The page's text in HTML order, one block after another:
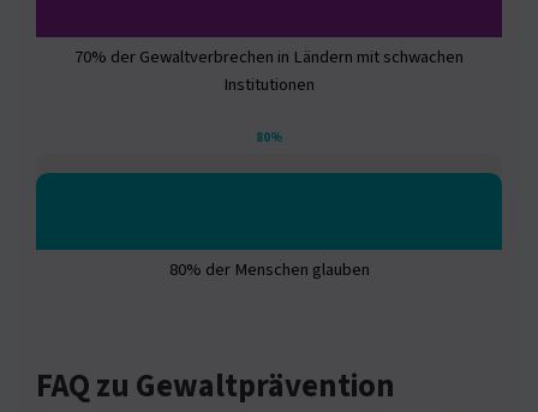
70% der Gewaltverbrechen in Ländern mit schwachen
Institutionen
80%
80% der Menschen glauben
FAQ zu Gewaltprävention